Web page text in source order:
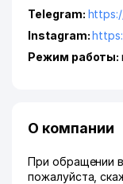
Telegram:
Instagram:
Режим работы:
О компании
При обращении
пожалуйста,